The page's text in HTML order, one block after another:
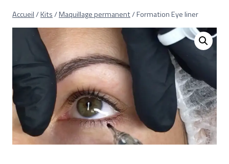
Accueil/Kits/Maquillage permanent/Formation Eye liner